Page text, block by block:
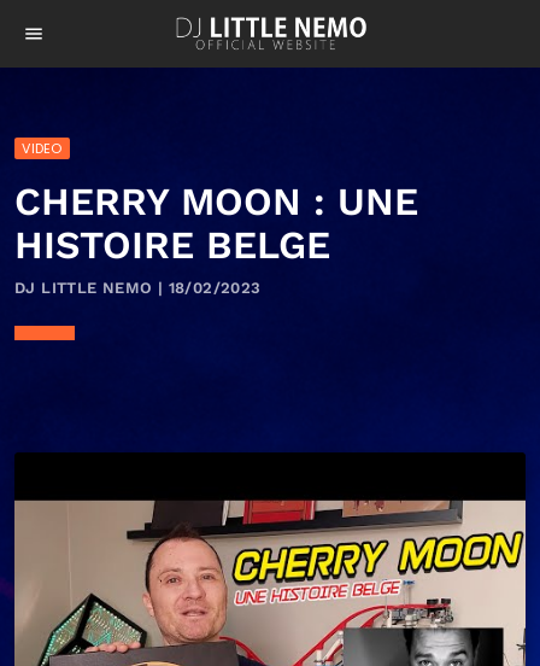
menu
VIDEO
CHERRY MOON : UNE
HISTOIRE BELGE
DJ LITTLE NEMO | 18/02/2023